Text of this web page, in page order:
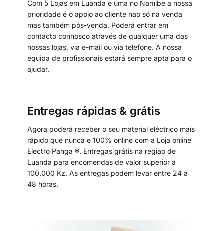
Com 5 Lojas em Luanda e uma no Namibe a nossa
prioridade é o apoio ao cliente não só na venda
mas também pós-venda. Poderá entrar em
contacto connosco através de qualquer uma das
nossas lojas, via e-mail ou via telefone. A nossa
equipa de profissionais estará sempre apta para o
ajudar.
Entregas rápidas & grátis
Agora poderá receber o seu material eléctrico mais
rápido que nunca e 100% online com a Loja online
Electro Panga ®. Entregas grátis na região de
Luanda para encomendas de valor superior a
100.000 Kz. As entregas podem levar entre 24 a
48 horas.